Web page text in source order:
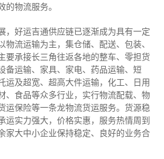
的物流服务。
，好运吉通供应链已逐渐成为具有一定
物流运输为主，集仓储、配送、包装、
要承接长三角往返各地的整车、零担货
备运输、家具、家电、药品运输、短
运及超宽、超高大件运输，化工、日用
、食品等众多行业，实行物流配载、物
运保险等一条龙物流货运服务。货源稳
运实力强大，价格实惠，服务热情周到
家大中小企业保持稳定、良好的业务合